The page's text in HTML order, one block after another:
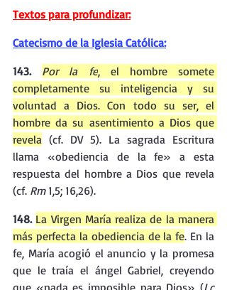
Textos para profundizar:
Catecismo de la Iglesia Católica:
143. Por la fe, el hombre somete
completamente su inteligencia y su
voluntad a Dios. Con todo su ser, el
hombre da su asentimiento a Dios que
revela (cf. DV 5). La sagrada Escritura
llama «obediencia de la fe» a esta
respuesta del hombre a Dios que revela
(cf. Rm 1,5; 16,26).
148. La Virgen María realiza de la manera
más perfecta la obediencia de la fe. En la
fe, María acogió el anuncio y la promesa
que le traía el ángel Gabriel, creyendo
que «nada es imposible para Dios» (
Lc